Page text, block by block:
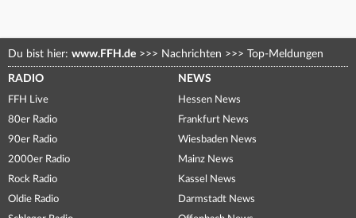
Du bist hier: www.FFH.de >>> Nachrichten >>> Top-Meldungen
RADIO
FFH Live
80er Radio
90er Radio
2000er Radio
Rock Radio
Oldie Radio
NEWS
Hessen News
Frankfurt News
Wiesbaden News
Mainz News
Kassel News
Darmstadt News